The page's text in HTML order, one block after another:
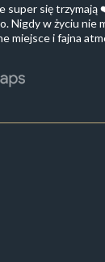
super się trzymają
Nigdy w życiu nie
miejsce i fajna